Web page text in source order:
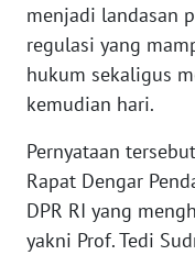
menjadi landasan
regulasi yang
hukum sekaligus
kemudian hari.
Pernyataan
Rapat Dengar
DPR RI yang
yakni Prof. Tedi
WN
SUMUT
WN
WN
JABAR